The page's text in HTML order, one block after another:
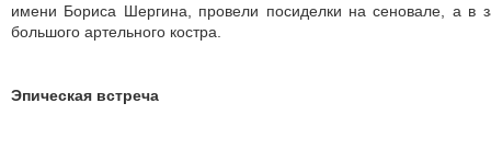
имени Бориса Шергина, провели посиделки на сеновале, а в
большого артельного костра.
Эпическая встреча